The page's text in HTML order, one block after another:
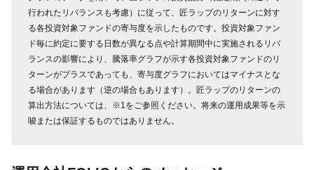
行われたリバランスも考慮）に従って、匠ラップのリターンに対す
る各投資対象ファンドの寄与度を示したものです。投資対象ファン
ド毎に約定に要する日数が異なる点や計算期間中に実施されるリバ
ランスの影響により、騰落率グラフが示す各投資対象ファンドのリ
ターンがプラスであっても、寄与度グラフにおいてはマイナスとな
る場合があります（逆の場合もあります）。匠ラップのリターンの
算出方法については、※1をご参照ください。将来の運用成果等を示
唆または保証するものではありません。